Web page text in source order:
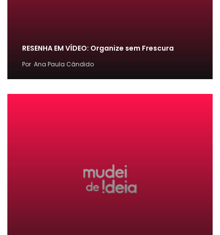
RESENHA EM VÍDEO: Organize sem Frescura
Por Ana Paula Cândido